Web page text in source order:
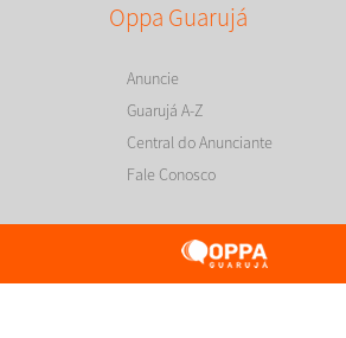
Oppa Guarujá
Anuncie
Guarujá A-Z
Central do Anunciante
Fale Conosco